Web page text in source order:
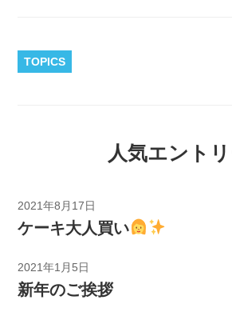
TOPICS
人気エント
2021年8月17日
ケーキ大人買い
2021年1月5日
新年のご挨拶